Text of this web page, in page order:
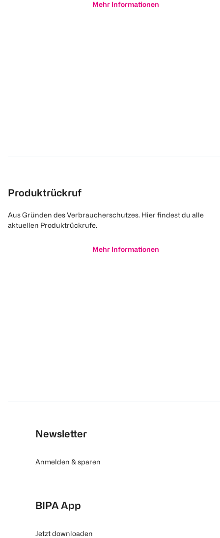
Mehr Informationen
Produktrückruf
Aus Gründen des Verbraucherschutzes. Hier findest du alle
aktuellen Produktrückrufe.
Mehr Informationen
Newsletter
Anmelden & sparen
BIPA App
Jetzt downloaden